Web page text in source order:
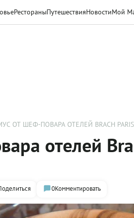
РестораныПутешествияНовостиМой
ОТ ШЕФ-ПОВАРА ОТЕЛЕЙ BRACH PARIS
отелей
0Комментировать